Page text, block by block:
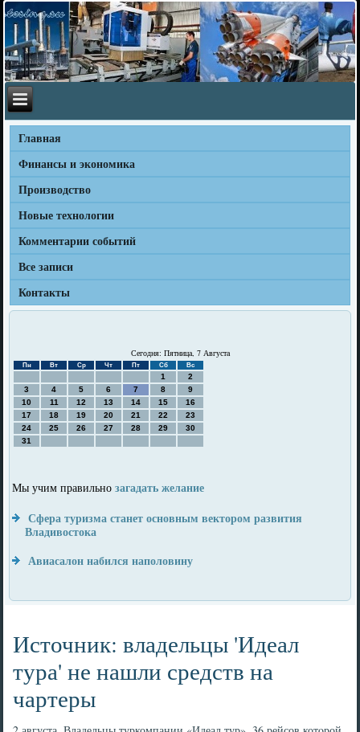
Главная
Финансы и экономика
Производство
Новые технологии
Комментарии событий
Все записи
Контакты
Сегодня: Пятница, 7 Августа
Пн Вт Ср Чт Пт Сб Вс
1
2
3
4 5 6 7 8
9
10
11 12 13 14 15
16
17
18 19 20 21 22
23
24
25 26 27 28 29
30
31
Мы учим правильнозагадать желание
Сфера туризма станет основным вектором развития
Владивостока
Авиасалон набился наполовину
Источник: владельцы 'Идеал
тура' не нашли средств на
чартеры